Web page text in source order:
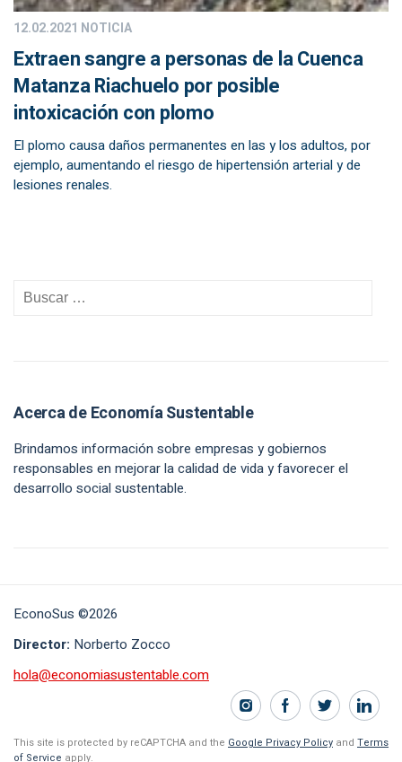
12.02.2021 NOTICIA
Extraen sangre a personas de la Cuenca
Matanza Riachuelo por posible
intoxicación con plomo
El plomo causa daños permanentes en las y los adultos, por
ejemplo, aumentando el riesgo de hipertensión arterial y de
lesiones renales.
Acerca de Economía Sustentable
Brindamos información sobre empresas y gobiernos
responsables en mejorar la calidad de vida y favorecer el
desarrollo social sustentable.
EconoSus ©2026
Director: Norberto Zocco
hola@economiasustentable.com
This site is protected by reCAPTCHA and the Google Privacy Policy and Terms
of Service apply.